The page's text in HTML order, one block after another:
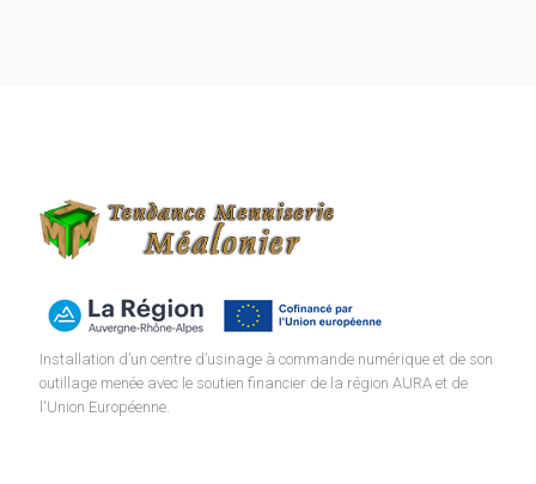
Installation d’un centre d’usinage à commande numérique et de son
outillage menée avec le soutien financier de la région AURA et de
l'Union Européenne.